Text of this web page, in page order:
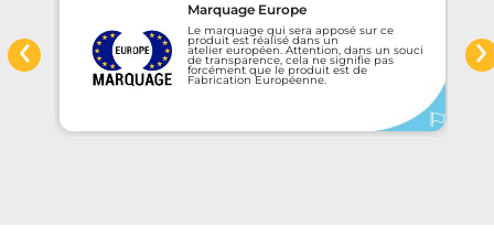
Marquage Europe
Le marquage qui sera apposé sur ce
produit est réalisé dans un
atelier européen. Attention, dans un souci
de transparence, cela ne signifie pas
forcément que le produit est de
Fabrication Européenne.
‹ ›